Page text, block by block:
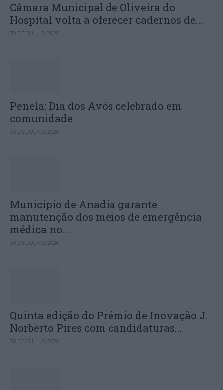
Câmara Municipal de Oliveira do
Hospital volta a oferecer cadernos de...
30 DE JULHO, 2026
Penela: Dia dos Avós celebrado em
comunidade
30 DE JULHO, 2026
Município de Anadia garante
manutenção dos meios de emergência
médica no...
30 DE JULHO, 2026
Quinta edição do Prémio de Inovação J.
Norberto Pires com candidaturas...
30 DE JULHO, 2026